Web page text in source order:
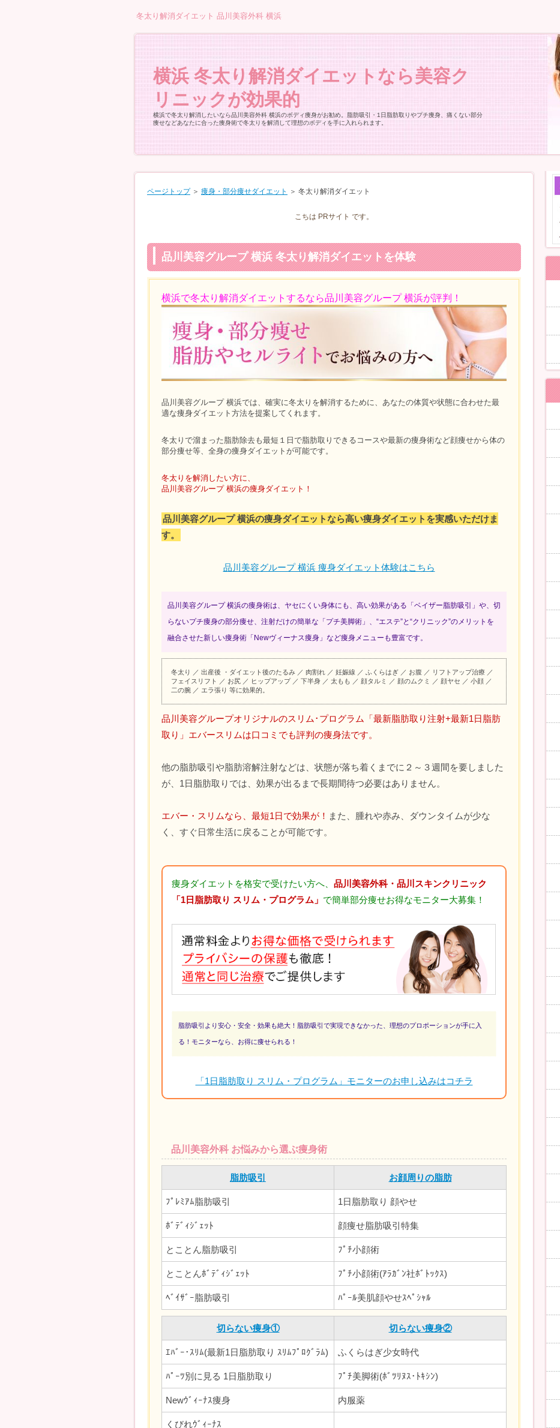
冬太り解消ダイエット 品川美容外科 横浜
横浜 冬太り解消ダイエットなら美容ク
リニックが効果的
横浜で冬太り解消したいなら品川美容外科 横浜のボディ痩身がお勧め。脂肪吸引・1日脂肪取りやプチ痩身、痛くない部分
痩せなどあなたに合った痩身術で冬太りを解消して理想のボディを手に入れられます。
ページトップ＞ 痩身・部分痩せダイエット ＞ 冬太り解消ダイエット
こちは PRサイト です。
品川美容グループ 横浜 冬太り解消ダイエットを体験
横浜で冬太り解消ダイエットするなら品川美容グループ 横浜が評判！
品川美容グループ 横浜では、確実に冬太りを解消するために、あなたの体質や状態に合わせた最
適な痩身ダイエット方法を提案してくれます。
冬太りで溜まった脂肪除去も最短１日で脂肪取りできるコースや最新の痩身術など顔痩せから体の
部分痩せ等、全身の痩身ダイエットが可能です。
冬太りを解消したい方に、
品川美容グループ 横浜の痩身ダイエット！
品川美容グループ 横浜の痩身ダイエットなら高い痩身ダイエットを実感いただけま
す。
品川美容グループ 横浜 痩身ダイエット体験はこちら
品川美容グループ 横浜の痩身術は、ヤセにくい身体にも、高い効果がある「ベイザー脂肪吸引」や、切
らないプチ痩身の部分痩せ、注射だけの簡単な「プチ美脚術」、“エステ”と“クリニック”のメリットを
融合させた新しい痩身術「Newヴィーナス痩身」など痩身メニューも豊富です。
冬太り ／ 出産後 ・ダイエット後のたるみ ／ 肉割れ ／ 妊娠線 ／ ふくらはぎ ／ お腹 ／ リフトアップ治療 ／
フェイスリフト ／ お尻 ／ ヒップアップ ／ 下半身 ／ 太もも ／ 顔タルミ ／ 顔のムクミ ／ 顔ヤセ ／ 小顔 ／
二の腕 ／ エラ張り 等に効果的。
品川美容グループオリジナルのスリム･プログラム「最新脂肪取り注射+最新1日脂肪
取り」エバースリムは口コミでも評判の痩身法です。
他の脂肪吸引や脂肪溶解注射などは、状態が落ち着くまでに２～３週間を要しました
が、1日脂肪取りでは、効果が出るまで長期間待つ必要はありません。
エバー・スリムなら、最短1日で効果が！ また、腫れや赤み、ダウンタイムが少な
く、すぐ日常生活に戻ることが可能です。
痩身ダイエットを格安で受けたい方へ、 品川美容外科・品川スキンクリニック
「1日脂肪取り スリム・プログラム」 で簡単部分痩せお得なモニター大募集！
脂肪吸引より安心・安全・効果も絶大！脂肪吸引で実現できなかった、理想のプロポーションが手に入
る！モニターなら、お得に痩せられる！
「1日脂肪取り スリム・プログラム」モニターのお申し込みはコチラ
品川美容外科 お悩みから選ぶ痩身術
脂肪吸引 お顔周りの脂肪
ﾌﾟﾚﾐｱﾑ脂肪吸引 1日脂肪取り 顔やせ
ﾎﾞﾃﾞｨｼﾞｪｯﾄ 顔痩せ脂肪吸引特集
とことん脂肪吸引 ﾌﾟﾁ小顔術
とことんﾎﾞﾃﾞｨｼﾞｪｯﾄ ﾌﾟﾁ小顔術(ｱﾗｶﾞﾝ社ﾎﾞﾄｯｸｽ)
ﾍﾞｲｻﾞｰ脂肪吸引 ﾊﾟｰﾙ美肌顔やせｽﾍﾟｼｬﾙ
切らない痩身① 切らない痩身②
ｴﾊﾞｰ･ｽﾘﾑ(最新1日脂肪取り ｽﾘﾑﾌﾟﾛｸﾞﾗﾑ) ふくらはぎ少女時代
ﾊﾟｰﾂ別に見る 1日脂肪取り ﾌﾟﾁ美脚術(ﾎﾞﾂﾘﾇｽ･ﾄｷｼﾝ)
Newｳﾞｨｰﾅｽ痩身 内服薬
くびれｳﾞｨｰﾅｽ